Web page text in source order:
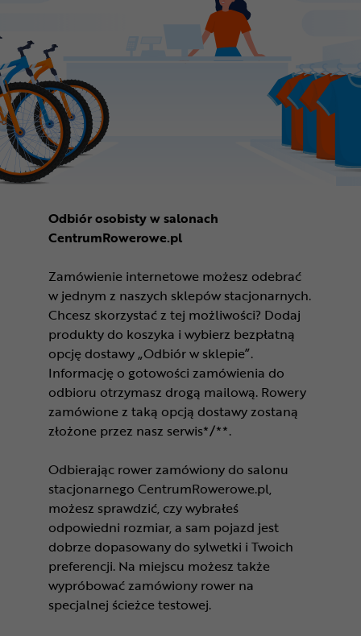
Odbiór osobisty w salonach
CentrumRowerowe.pl
Zamówienie internetowe możesz odebrać
w jednym z naszych sklepów stacjonarnych.
Chcesz skorzystać z tej możliwości? Dodaj
produkty do koszyka i wybierz bezpłatną
opcję dostawy „Odbiór w sklepie”.
Informację o gotowości zamówienia do
odbioru otrzymasz drogą mailową. Rowery
zamówione z taką opcją dostawy zostaną
złożone przez nasz serwis*/**.
Odbierając rower zamówiony do salonu
stacjonarnego CentrumRowerowe.pl,
możesz sprawdzić, czy wybrałeś
odpowiedni rozmiar, a sam pojazd jest
dobrze dopasowany do sylwetki i Twoich
preferencji. Na miejscu możesz także
wypróbować zamówiony rower na
specjalnej ścieżce testowej.